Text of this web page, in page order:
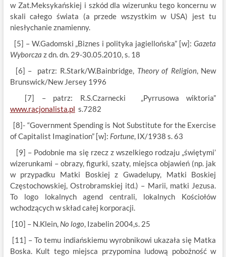
w Zat.Meksykańskiej i szkód dla wizerunku tego koncernu w
skali całego świata (a przede wszystkim w USA) jest tu
niesłychanie znamienny.
[5] – W.Gadomski „Biznes i polityka jagiellońska” [w]:Gazeta
Wyborcza z dn. dn. 29-30.05.2010, s. 18
[6] – patrz: R.Stark/W.Bainbridge, Theory of Religion, New
Brunswick/New Jersey 1996
[7] – patrz: R.S.Czarnecki „Pyrrusowa wiktoria”
www.racjonalista.pl s.7282
[8]- “Government Spending is Not Substitute for the Exercise
of Capitalist Imagination” [w]: Fortune, IX/1938 s. 63
[9] – Podobnie ma się rzecz z wszelkiego rodzaju „świętymi’
wizerunkami – obrazy, figurki, szaty, miejsca objawień (np. jak
w przypadku Matki Boskiej z Gwadelupy, Matki Boskiej
Częstochowskiej, Ostrobramskiej itd.) – Marii, matki Jezusa.
To logo lokalnych agend centrali, lokalnych Kościołów
wchodzących w skład całej korporacji.
[10] – N.Klein, No logo, Izabelin 2004,s. 25
[11] – To temu indiańskiemu wyrobnikowi ukazała się Matka
Boska. Kult tego miejsca przypomina ludową pobożność w